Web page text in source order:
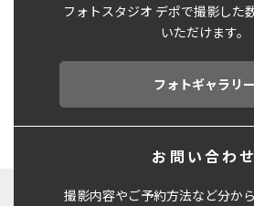
フォトスタジオ デポで撮影した
いただけます。
フォトギャラリー
お問い合わせ
撮影内容やご予約方法など分か